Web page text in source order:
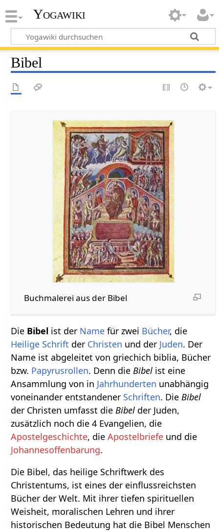
Yogawiki
Bibel
Buchmalerei aus der Bibel
Die Bibel ist der Name für zwei Bücher, die
Heilige Schrift der Christen und der Juden. Der
Name ist abgeleitet von griechich biblia, Bücher
bzw. Papyrusrollen. Denn dieBibel ist eine
Ansammlung von in Jahrhunderten unabhängig
voneinander entstandener Schriften. DieBibel
der Christen umfasst dieBibel der Juden,
zusätzlich noch die 4 Evangelien, die
Apostelgeschichte, dieApostelbriefe und die
Johannesoffenbarung.
Die Bibel, das heilige Schriftwerk des
Christentums, ist eines der einflussreichsten
Bücher der Welt. Mit ihrer tiefen spirituellen
Weisheit, moralischen Lehren und ihrer
historischen Bedeutung hat die Bibel Menschen